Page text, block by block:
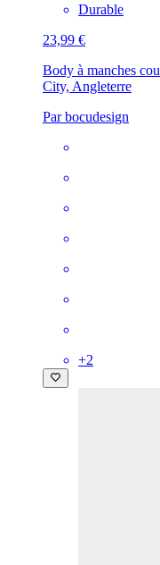
Durable
23,99 €
Body à manches
City, Angleterre
Par bocudesign
+2